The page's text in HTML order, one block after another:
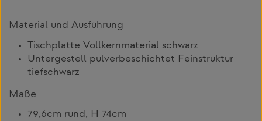
Material und Ausführung
Tischplatte Vollkernmaterial schwarz
Untergestell pulverbeschichtet Feinstruktur
tiefschwarz
Maße
79,6cm rund, H 74cm